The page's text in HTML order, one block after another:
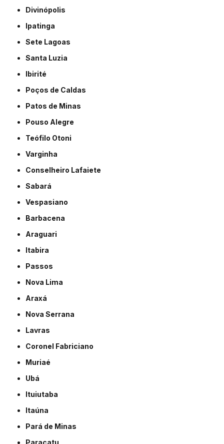
Divinópolis
Ipatinga
Sete Lagoas
Santa Luzia
Ibirité
Poços de Caldas
Patos de Minas
Pouso Alegre
Teófilo Otoni
Varginha
Conselheiro Lafaiete
Sabará
Vespasiano
Barbacena
Araguari
Itabira
Passos
Nova Lima
Araxá
Nova Serrana
Lavras
Coronel Fabriciano
Muriaé
Ubá
Ituiutaba
Itaúna
Pará de Minas
Paracatu